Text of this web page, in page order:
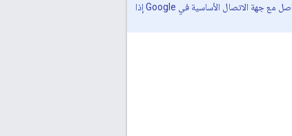
لا تتوفّر هذه الميزة إلا في عدد قليل من البلدان (مثل الهند واليابان)، ولا تزال في مرحلة تجريبية. يُرجى التواصل مع جهة الاتصال الأساسية في Google إذا